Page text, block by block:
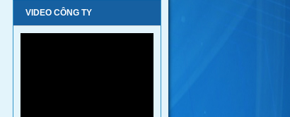
VIDEO CÔNG TY